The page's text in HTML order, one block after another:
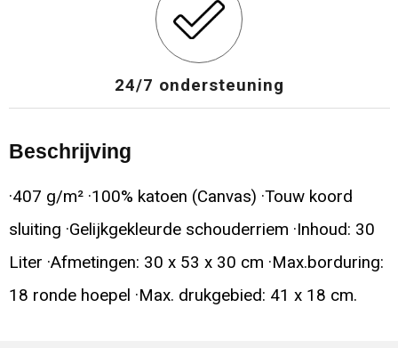
24/7 ondersteuning
Beschrijving
·407 g/m² ·100% katoen (Canvas) ·Touw koord
sluiting ·Gelijkgekleurde schouderriem ·Inhoud: 30
Liter ·Afmetingen: 30 x 53 x 30 cm ·Max.borduring:
18 ronde hoepel ·Max. drukgebied: 41 x 18 cm.